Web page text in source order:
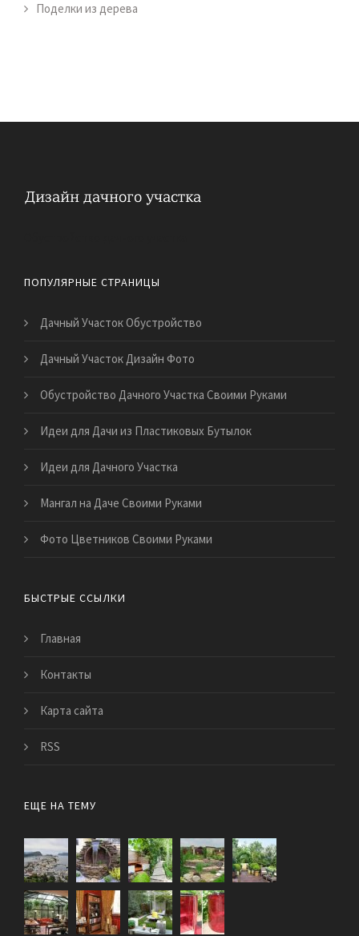
Поделки из дерева
ПОПУЛЯРНЫЕ СТРАНИЦЫ
Дачный Участок Обустройство
Дачный Участок Дизайн Фото
Обустройство Дачного Участка Своими Руками
Идеи для Дачи из Пластиковых Бутылок
Идеи для Дачного Участка
Мангал на Даче Своими Руками
Фото Цветников Своими Руками
БЫСТРЫЕ ССЫЛКИ
Главная
Контакты
Карта сайта
RSS
ЕЩЕ НА ТЕМУ